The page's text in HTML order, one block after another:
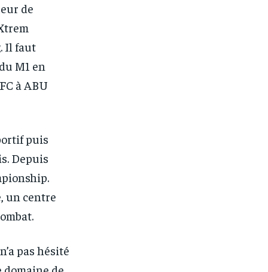
after the first one until you
of the monthly subscription.
after the first one until you
of the monthly subscription.
de
Il faut
M1 en
à ABU
puis
Depuis
un centre
pas hésité